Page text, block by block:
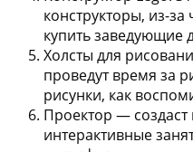
конструкторы, из-за
купить заведующие
Холсты для
проведут время за
рисунки, как
Проектор — создаст
интерактивные